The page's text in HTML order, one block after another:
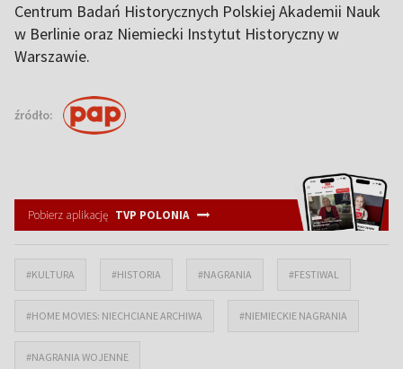
Centrum Badań Historycznych Polskiej Akademii Nauk
w Berlinie oraz Niemiecki Instytut Historyczny w
Warszawie.
źródło:
Pobierz aplikację TVP POLONIA
#KULTURA #HISTORIA #NAGRANIA #FESTIWAL
#HOME MOVIES: NIECHCIANE ARCHIWA #NIEMIECKIE NAGRANIA
#NAGRANIA WOJENNE